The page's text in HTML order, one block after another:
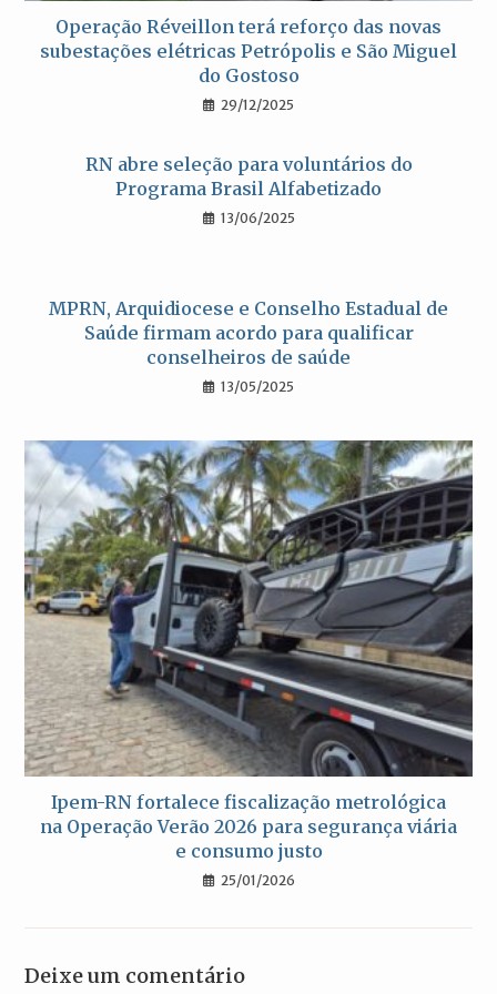
Operação Réveillon terá reforço das novas
subestações elétricas Petrópolis e São Miguel
do Gostoso
29/12/2025
RN abre seleção para voluntários do
Programa Brasil Alfabetizado
13/06/2025
MPRN, Arquidiocese e Conselho Estadual de
Saúde firmam acordo para qualificar
conselheiros de saúde
13/05/2025
Ipem-RN fortalece fiscalização metrológica
na Operação Verão 2026 para segurança viária
e consumo justo
25/01/2026
Deixe um comentário